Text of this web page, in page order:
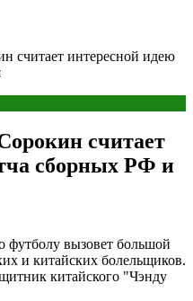
считает интересной идею
считает
сборных РФ и
вызовет большой
и китайских болельщиков.
китайского "Чэнду